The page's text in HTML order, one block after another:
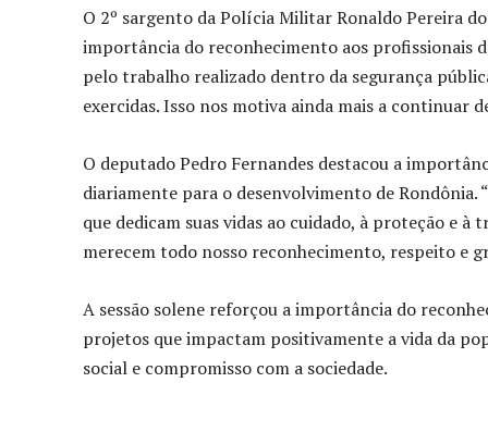
O 2º sargento da Polícia Militar Ronaldo Pereira
importância do reconhecimento aos profissionais
pelo trabalho realizado dentro da segurança
exercidas. Isso nos motiva ainda mais a continuar
O deputado Pedro Fernandes destacou a
diariamente para o desenvolvimento de Rondônia.
que dedicam suas vidas ao cuidado, à proteção e à
merecem todo nosso reconhecimento, respeito e
A sessão solene reforçou a importância do
projetos que impactam positivamente a vida da
social e compromisso com a sociedade.